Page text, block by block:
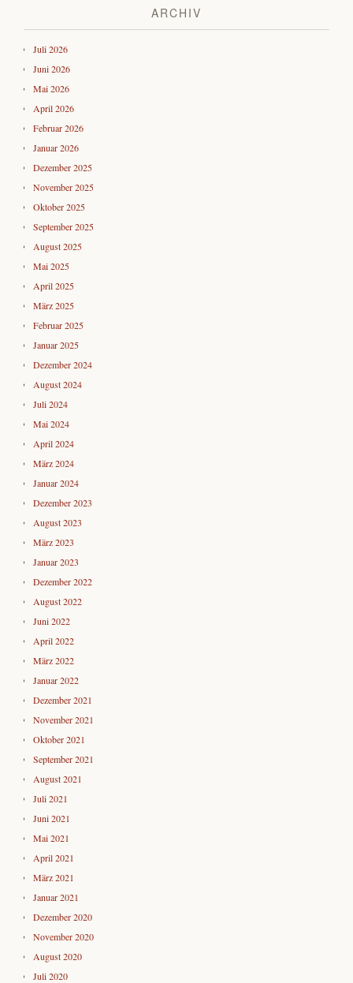
ARCHIV
Juli 2026
Juni 2026
Mai 2026
April 2026
Februar 2026
Januar 2026
Dezember 2025
November 2025
Oktober 2025
September 2025
August 2025
Mai 2025
April 2025
März 2025
Februar 2025
Januar 2025
Dezember 2024
August 2024
Juli 2024
Mai 2024
April 2024
März 2024
Januar 2024
Dezember 2023
August 2023
März 2023
Januar 2023
Dezember 2022
August 2022
Juni 2022
April 2022
März 2022
Januar 2022
Dezember 2021
November 2021
Oktober 2021
September 2021
August 2021
Juli 2021
Juni 2021
Mai 2021
April 2021
März 2021
Januar 2021
Dezember 2020
November 2020
August 2020
Juli 2020